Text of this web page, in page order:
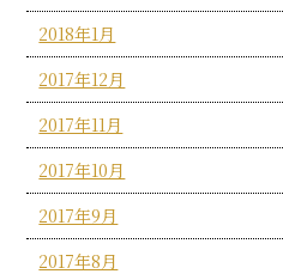
2018年1月
2017年12月
2017年11月
2017年10月
2017年9月
2017年8月